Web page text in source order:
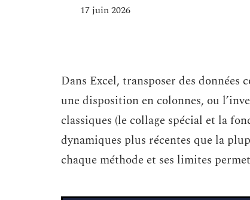
17 juin 2026
Dans Excel, transposer des données
une disposition en colonnes, ou
classiques (le collage spécial et la
dynamiques plus récentes que la
chaque méthode et ses limites